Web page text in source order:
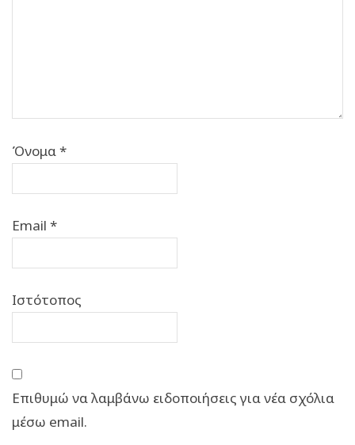
Όνομα*
Email *
Ιστότοπος
Επιθυμώ να λαμβάνω ειδοποιήσεις για νέα σχόλια
μέσω email.